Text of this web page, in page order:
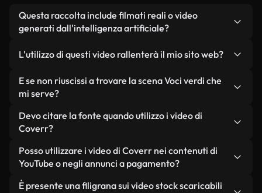
Questa raccolta include filmati reali o video
generati dall'intelligenza artificiale?
da filmati reali, girati da persone, relativi a Voci
verdi, e da video generati dall'intelligenza
artificiale. Ogni video è chiaramente etichettato,
L'utilizzo di questi video rallenterà il mio sito web?
Non se scegli le nostre versioni ottimizzate.
Offriamo formati leggeri e pronti per il web,
mantengono alta la qualità, riducono al minimo i
tempi di caricamento e migliorano parametri
come LCP.
E se non riuscissi a trovare la scena Voci verdi che
mi serve?
Puoi crearne uno all'istante utilizzando Coverr AI
Studio. Ti basta descrivere la scena, ad esempio
pochi secondi un video personalizzato in
conformità con i nostri standard di licenza.
Devo citare la fonte quando utilizzo i video di
Coverr?
Non è richiesto alcun riconoscimento dell'autore.
Tutti i video presenti nella nostra libreria sono
senza citare il creatore, sebbene sia sempre
Posso utilizzare i video di Coverr nei contenuti di
YouTube o negli annunci a pagamento?
Sì. Tutti i filmati di Coverr possono essere utilizzati
È presente una filigrana sui video stock scaricabili